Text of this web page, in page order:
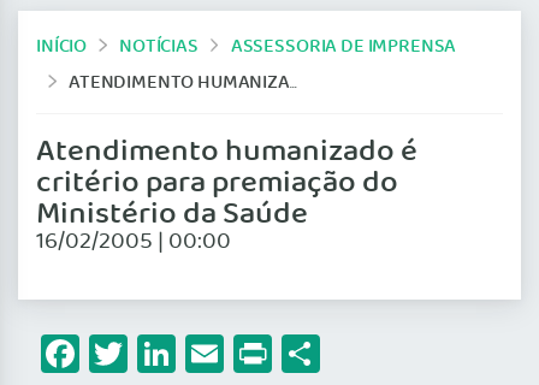
INÍCIO NOTÍCIAS
ASSESSORIA DE IMPRENSA
ATENDIMENTO HUMANIZADO É CRITÉRIO PARA PREMIAÇÃO DO MINISTÉRIO DA SAÚDE
Atendimento humanizado é
critério para premiação do
Ministério da Saúde
16/02/2005 | 00:00
Facebook
Twitter
LinkedIn
Email
Print